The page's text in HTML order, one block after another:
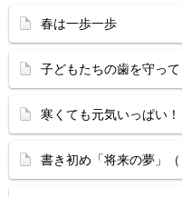
春は一歩一歩
子どもたちの歯を守っ
寒くても元気いっぱい！
書き初め「将来の夢」（